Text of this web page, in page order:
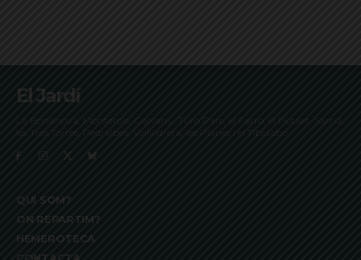
El Jardí
La Bonanova, Monterols, Galvany, Turó Parc, el Farró, el Putxet, Sarrià,
les Tres Torres, Pedralbes, Vallvidrera, les Planes i el Tibidabo
QUI SOM?
ON REPARTIM?
HEMEROTECA